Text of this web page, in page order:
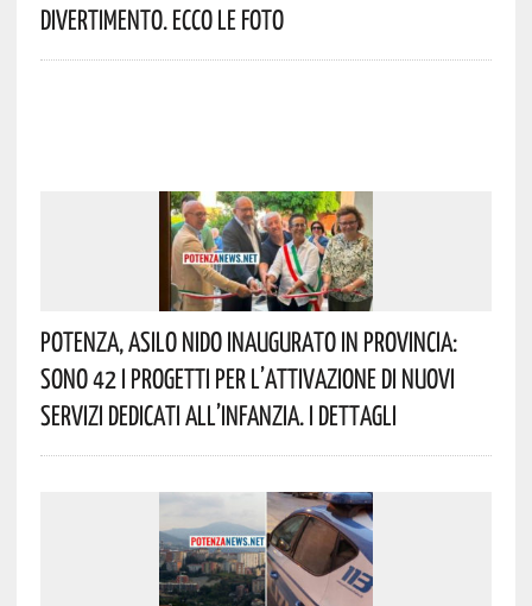
Divertimento. Ecco Le Foto
Potenza, Asilo Nido Inaugurato In Provincia:
Sono 42 I Progetti Per L’attivazione Di Nuovi
Servizi Dedicati All’infanzia. I Dettagli